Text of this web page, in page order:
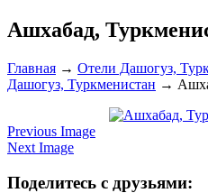
Ашхабад,
Главная → Отели Дашогуз,
Дашогуз, Туркменистан →
Previous Image
Next Image
Поделитесь с друзьями: